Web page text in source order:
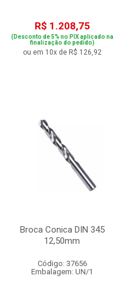
R$ 1.208,75
(Desconto de 5% no PIX aplicado na
finalização do pedido)
ou em 10x de R$ 126,92
Broca Conica DIN 345
12,50mm
Código: 37656
Embalagem: UN/1